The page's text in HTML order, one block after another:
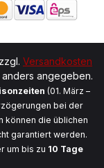
Versandkosten
angegeben.
(01. März –
bei der
können die üblichen
garantiert werden.
um bis zu 10 Tage